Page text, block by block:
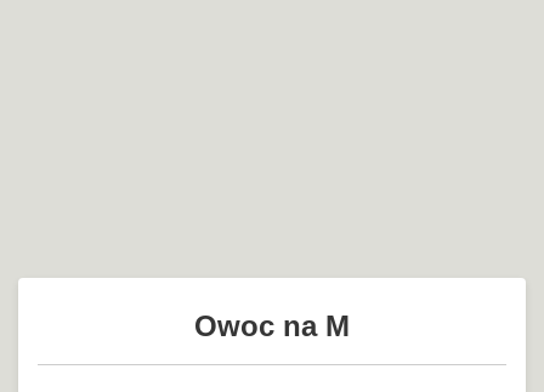
Owoc na M